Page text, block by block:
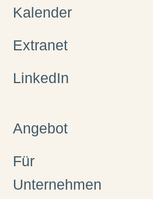
Kalender
Extranet
LinkedIn
Angebot
Für
Unternehmen